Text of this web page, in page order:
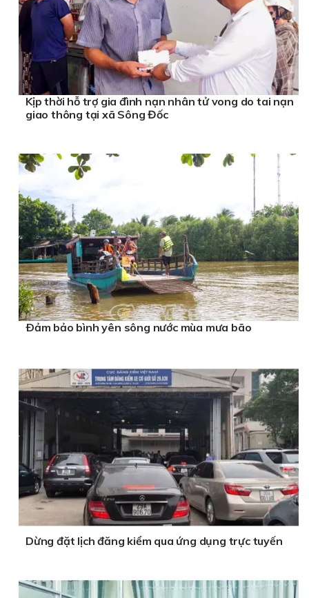
Kịp thời hỗ trợ gia đình nạn nhân tử vong do tai nạn
giao thông tại xã Sông Đốc
Ðảm bảo bình yên sông nước mùa mưa bão
Dừng đặt lịch đăng kiểm qua ứng dụng trực tuyến